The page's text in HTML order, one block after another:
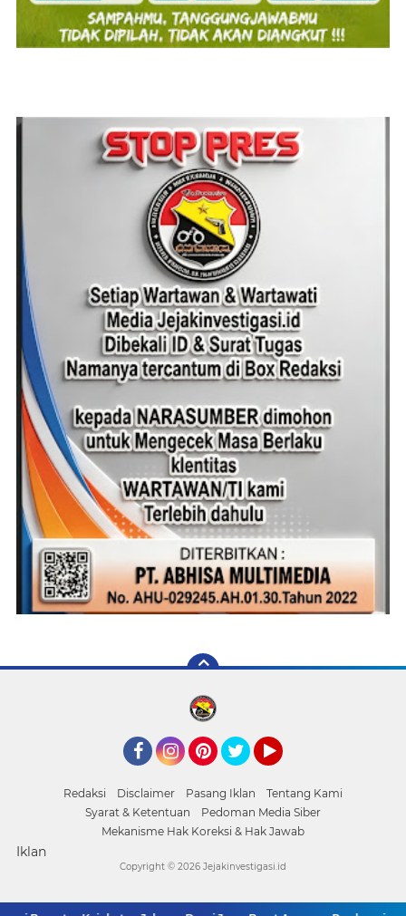
Redaksi Disclaimer Pasang Iklan
Tentang Kami
Syarat & Ketentuan
Pedoman Media Siber
Mekanisme Hak Koreksi & Hak Jawab
Iklan
Copyright © 2026 Jejakinvestigasi.id